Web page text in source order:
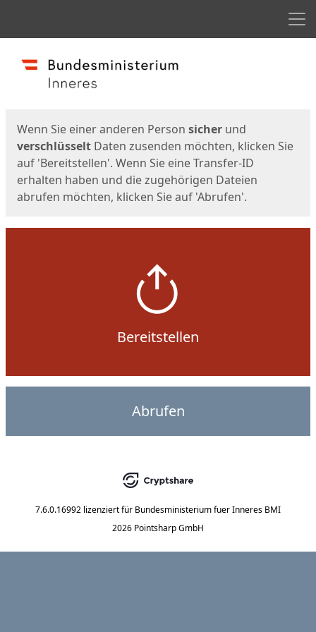
Start
Wenn Sie einer anderen Person sicher und
verschlüsselt Daten zusenden möchten, klicken Sie
auf 'Bereitstellen'. Wenn Sie eine Transfer-ID
erhalten haben und die zugehörigen Dateien
abrufen möchten, klicken Sie auf 'Abrufen'.
Bereitstellen
Abrufen
7.6.0.16992 lizenziert für Bundesministerium fuer Inneres BMI
2026 Pointsharp GmbH